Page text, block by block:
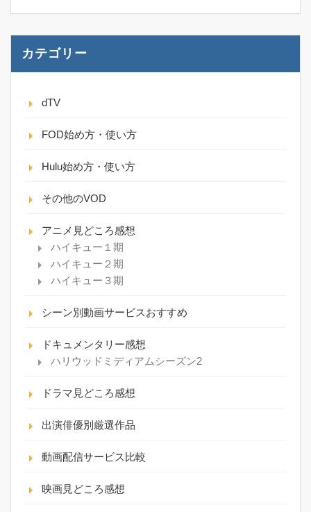
カテゴリー
dTV
FOD始め方・使い方
Hulu始め方・使い方
その他のVOD
アニメ見どころ感想
ハイキュー１期
ハイキュー２期
ハイキュー３期
シーン別動画サービスおすすめ
ドキュメンタリー感想
ハリウッドミディアムシーズン2
ドラマ見どころ感想
出演俳優別厳選作品
動画配信サービス比較
映画見どころ感想